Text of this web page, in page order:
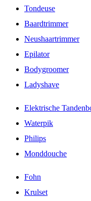
Tondeuse
Baardtrimmer
Neushaartrimmer
Epilator
Bodygroomer
Ladyshave
Elektrische
Waterpik
Philips
Monddouche
Fohn
Krulset